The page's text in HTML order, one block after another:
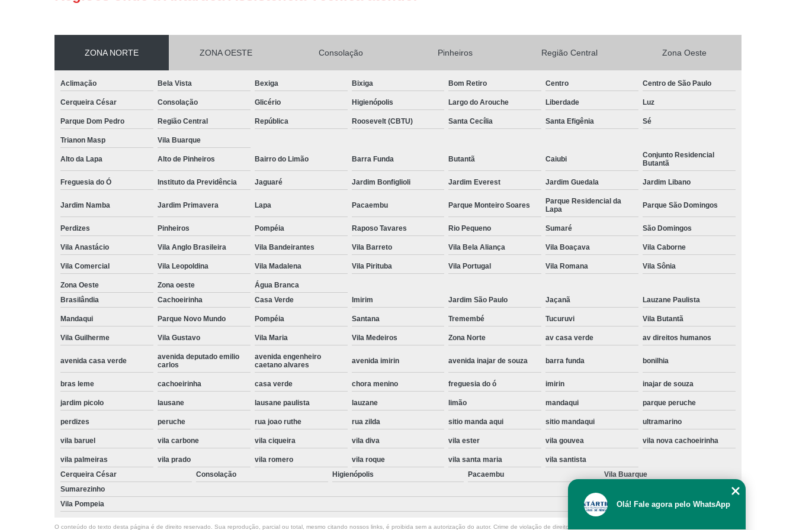
Conserto de Adega Brastemp
Conserto de Adega Climatizada
Conserto de Adega de Vinho
Conserto de Adega Quebrada
Conserto Placa Adega
Conserto de Geladeira Expositora
Conserto de Geladeira Expositora de Bebidas
Conserto de Geladeira Expositora Vertical
Conserto e Assistencia de Geladeira Expositora
Conserto Geladeira Expositora
Conserto para Geladeira Expositora
Conserto para Geladeira Expositora de Bar
Brastemp Instalação de Fogão
Instalação de Fogão
Instalação de Fogão a Gas
Instalação de Fogão Brastemp
Instalação de Fogão Cooktop
Instalação de Fogão de Embutir
Instalação de Fogão Gás Encanado
Instalação Fogão
Instalação Eletrica Maquina de Lavar Roupa
Instalação Maquina de Lavar Roupa
Instalação Maquina de Lavar Samsung
Instalação Maquina Lavar e Seca
Instalação para Maquina de Lavar Roupa
Instalar Maquina de Lavar Samsung
Instalar Maquina Lavar Roupa
Maquina de Lavar Roupa Instalação
Samsung Instalação Maquina de Lavar
Instalação de Lava e Seca
Instalação de Lava e Seca Samsung
Instalação de Maquina Lava e Seca
Instalação Lava e Seca
Instalação Lava e Seca Samsung
Instalação Lava Seca
Instalação Maquina Lava e Seca
Instalação Maquina Lava e Seca Samsung
Instalação Samsung Lava e Seca
Lava e Seca Instalação
Lava e Seca Samsung Instalação
Samsung Instalação Lava e Seca
Manutenção de Fogão
Manutenção de Fogão a Gas
Manutenção de Fogão Cooktop
ZONA NORTE ZONA OESTE Consolação Pinheiros Região Central Zona Oeste
Aclimação Bela Vista Bexiga Bixiga Bom Retiro Centro Centro de São Paulo
Cerqueira César Consolação Glicério Higienópolis Largo do Arouche Liberdade Luz
Parque Dom Pedro Região Central República Roosevelt (CBTU) Santa Cecília Santa Efigênia Sé
Trianon Masp Vila Buarque
Alto da Lapa Alto de Pinheiros Bairro do Limão Barra Funda Butantã Caiubi
Conjunto Residencial
Butantã
Freguesia do Ó Instituto da Previdência Jaguaré Jardim Bonfiglioli Jardim Everest Jardim Guedala Jardim Libano
Jardim Namba Jardim Primavera Lapa Pacaembu Parque Monteiro Soares
Parque Residencial da
Lapa
Parque São Domingos
Perdizes Pinheiros Pompéia Raposo Tavares Rio Pequeno Sumaré São Domingos
Vila Anastácio Vila Anglo Brasileira Vila Bandeirantes Vila Barreto Vila Bela Aliança Vila Boaçava Vila Caborne
Vila Comercial Vila Leopoldina Vila Madalena Vila Pirituba Vila Portugal Vila Romana Vila Sônia
Zona Oeste Zona oeste
Água Branca
Brasilândia
Cachoeirinha Casa Verde Imirim Jardim São Paulo Jaçanã Lauzane Paulista
Mandaqui Parque Novo Mundo Pompéia Santana Tremembé Tucuruvi Vila Butantã
Vila Guilherme Vila Gustavo Vila Maria Vila Medeiros Zona Norte av casa verde av direitos humanos
avenida casa verde
avenida deputado emilio
carlos
avenida engenheiro
caetano alvares
avenida imirin avenida inajar de souza barra funda bonilhia
bras leme cachoeirinha casa verde chora menino freguesia do ó imirin inajar de souza
jardim picolo lausane lausane paulista lauzane limão mandaqui parque peruche
perdizes peruche rua joao ruthe rua zilda sitio manda aqui sitio mandaqui ultramarino
vila baruel vila carbone vila ciqueira vila diva vila ester vila gouvea vila nova cachoeirinha
vila palmeiras vila prado vila romero vila roque vila santa maria
vila santista
Cerqueira César
Consolação Higienópolis Pacaembu
Vila Buarque
Sumarezinho
Vila Pompeia
O conteúdo do texto desta página é de direito reservado. Sua reprodução, parcial ou total, mesmo citando nossos links, é proibida sem a autorização do autor. Crime de violação de direito autoral – artigo 184 do Código Penal –
Olá! Fale agora pelo WhatsApp